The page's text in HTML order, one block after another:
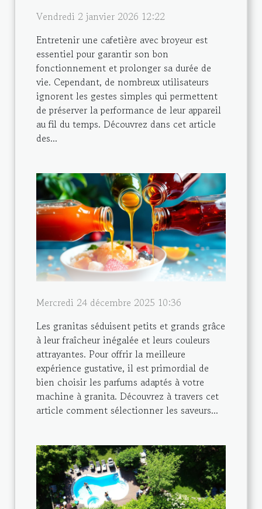
Vendredi 2 janvier 2026 12:22
Entretenir une cafetière avec broyeur est
essentiel pour garantir son bon
fonctionnement et prolonger sa durée de
vie. Cependant, de nombreux utilisateurs
ignorent les gestes simples qui permettent
de préserver la performance de leur appareil
au fil du temps. Découvrez dans cet article
des...
Mercredi 24 décembre 2025 10:36
Les granitas séduisent petits et grands grâce
à leur fraîcheur inégalée et leurs couleurs
attrayantes. Pour offrir la meilleure
expérience gustative, il est primordial de
bien choisir les parfums adaptés à votre
machine à granita. Découvrez à travers cet
article comment sélectionner les saveurs...